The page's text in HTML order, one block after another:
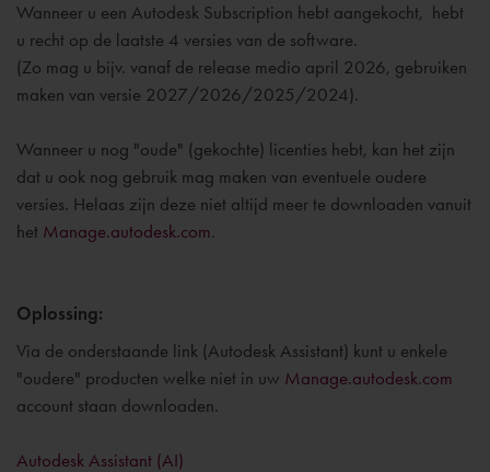
Wanneer u een Autodesk Subscription hebt aangekocht, hebt
u recht op de laatste 4 versies van de software.
(Zo mag u bijv. vanaf de release medio april 2026, gebruiken
maken van versie 2027/2026/2025/2024).
Wanneer u nog "oude" (gekochte) licenties hebt, kan het zijn
dat u ook nog gebruik mag maken van eventuele oudere
versies. Helaas zijn deze niet altijd meer te downloaden vanuit
het Manage.autodesk.com.
Oplossing:
Via de onderstaande link (Autodesk Assistant) kunt u enkele
"oudere" producten welke niet in uw Manage.autodesk.com
account staan downloaden.
Autodesk Assistant (AI)